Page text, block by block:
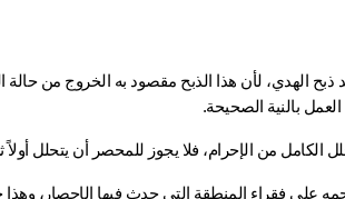
العمل بالنية الصحيحة.
الكامل من الإحرام، فلا يجوز للمحصر أن يتحلل أولاً